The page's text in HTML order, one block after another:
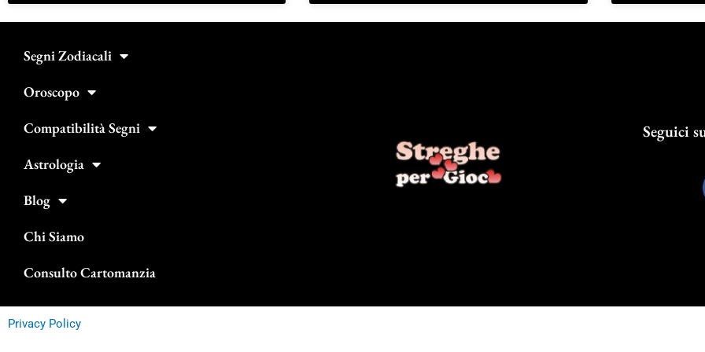
Segni Zodiacali
Oroscopo
Compatibilità Segni
Astrologia
Blog
Chi Siamo
Consulto Cartomanzia
Seguici
Privacy Policy